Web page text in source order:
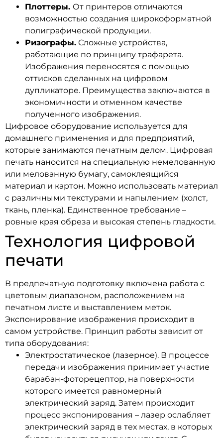
Плоттеры. От принтеров отличаются
возможностью создания широкоформатной
полиграфической продукции.
Ризографы. Сложные устройства,
работающие по принципу трафарета.
Изображения переносятся с помощью
оттисков сделанных на цифровом
дупликаторе. Преимущества заключаются в
экономичности и отменном качестве
полученного изображения.
Цифровое оборудование используется для
домашнего применения и для предприятий,
которые занимаются печатным делом. Цифровая
печать наносится на специальную немелованную
или мелованную бумагу, самоклеящийся
материал и картон. Можно использовать материал
с различными текстурами и напылением (холст,
ткань, пленка). Единственное требование –
ровные края обреза и высокая степень гладкости.
Технология цифровой
печати
В предпечатную подготовку включена работа с
цветовым диапазоном, расположением на
печатном листе и выставлением меток.
Экспонирование изображения происходит в
самом устройстве. Принцип работы зависит от
типа оборудования:
Электростатическое (лазерное). В процессе
передачи изображения принимает участие
барабан-фоторецептор, на поверхности
которого имеется равномерный
электрический заряд. Затем происходит
процесс экспонирования – лазер ослабляет
электрический заряд в тех местах, в которых